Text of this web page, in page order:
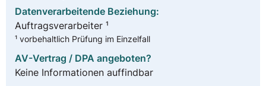
Datenverarbeitende Beziehung:
Auftragsverarbeiter ¹
¹ vorbehaltlich Prüfung im Einzelfall
AV-Vertrag / DPA angeboten?
Keine Informationen auffindbar